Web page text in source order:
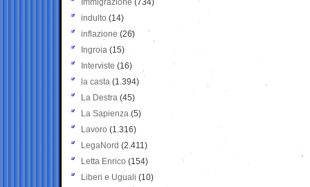
Immigrazione (734)
indulto (14)
inflazione (26)
Ingroia (15)
Interviste (16)
la casta (1.394)
La Destra (45)
La Sapienza (5)
Lavoro (1.316)
LegaNord (2.411)
Letta Enrico (154)
Liberi e Uguali (10)